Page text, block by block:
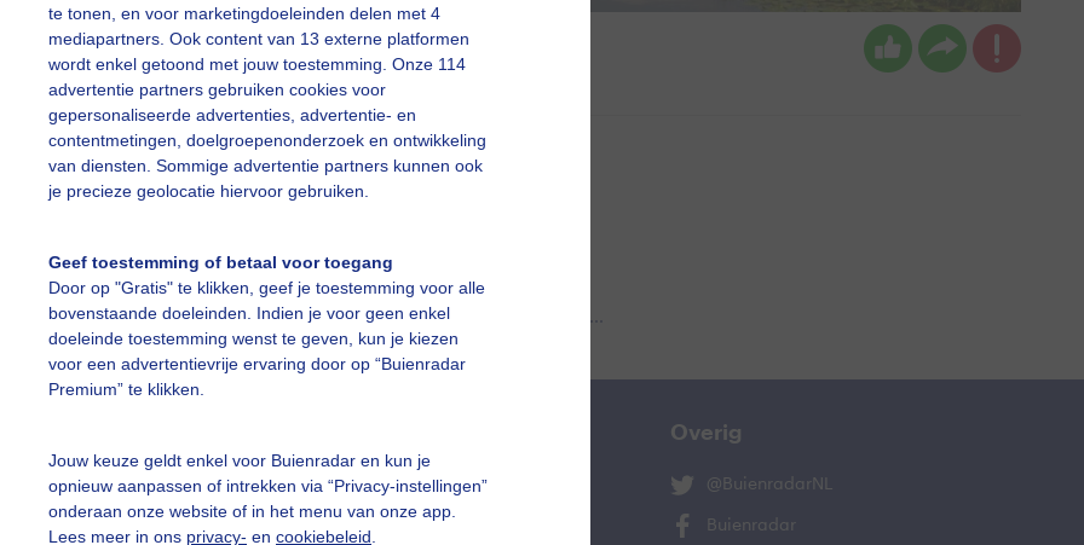
te tonen, en voor marketingdoeleinden delen met 4
mediapartners. Ook content van 13 externe platformen
wordt enkel getoond met jouw toestemming. Onze 114
advertentie partners gebruiken cookies voor
gepersonaliseerde advertenties, advertentie- en
contentmetingen, doelgroepenonderzoek en ontwikkeling
van diensten. Sommige advertentie partners kunnen ook
je precieze geolocatie hiervoor gebruiken.
Geef toestemming of betaal voor toegang
Door op "Gratis" te klikken, geef je toestemming voor alle
bovenstaande doeleinden. Indien je voor geen enkel
doeleinde toestemming wenst te geven, kun je kiezen
voor een advertentievrije ervaring door op “Buienradar
Premium” te klikken.
Jouw keuze geldt enkel voor Buienradar en kun je
opnieuw aanpassen of intrekken via “Privacy-instellingen”
onderaan onze website of in het menu van onze app.
Lees meer in ons privacy- en cookiebeleid
Ed van der Padt Gemaakt: 15-08-2025, 23x bekeken
slideshow
Een moment geduld aub...
vragen
De Bilt
Overig
@BuienradarNL
Buienradar